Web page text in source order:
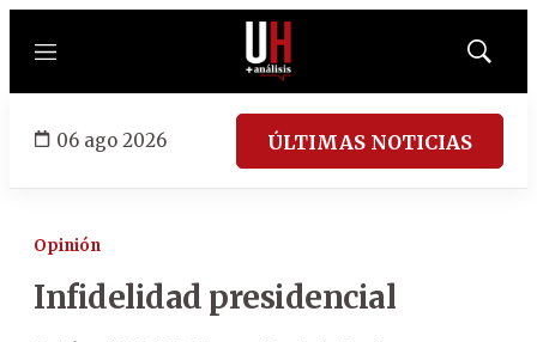
Menú
Mostrar
06 ago 2026 ÚLTIMAS NOTICIAS
Opinión
Infidelidad presidencial